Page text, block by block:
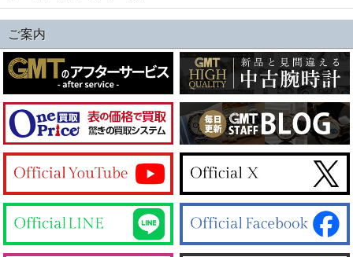
ご案内